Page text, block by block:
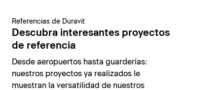
Referencias de Duravit
Descubra interesantes proyectos
de referencia
Desde aeropuertos hasta guarderías:
nuestros proyectos ya realizados le
muestran la versatilidad de nuestros